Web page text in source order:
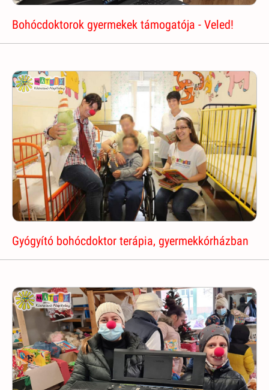
Bohócdoktorok gyermekek támogatója - Veled!
Gyógyító bohócdoktor terápia, gyermekkórházban